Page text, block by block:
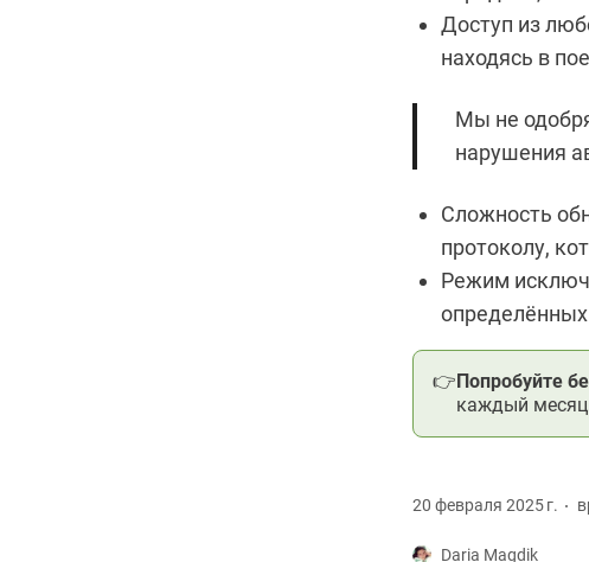
Доступ из
находясь в
Мы не
нарушения
Сложность
протоколу,
Режим
👉Попробуйте
каждый
20 февраля 2025 г.
Daria Magdik